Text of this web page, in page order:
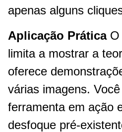
apenas alguns
Aplicação PráticaO
limita a mostrar a
oferece
várias imagens.
ferramenta em ação
desfoque pré-